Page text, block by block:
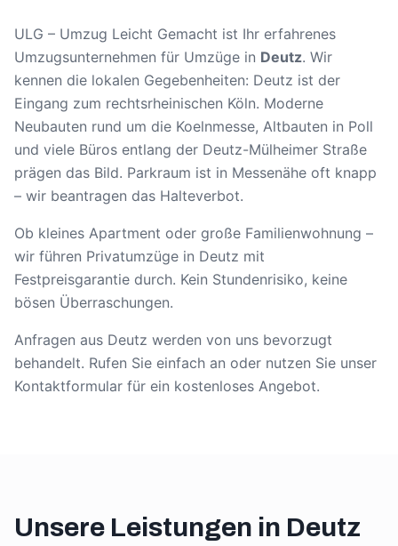
ULG – Umzug Leicht Gemacht ist Ihr erfahrenes
Umzugsunternehmen für Umzüge in Deutz. Wir
kennen die lokalen Gegebenheiten: Deutz ist der
Eingang zum rechtsrheinischen Köln. Moderne
Neubauten rund um die Koelnmesse, Altbauten in Poll
und viele Büros entlang der Deutz-Mülheimer Straße
prägen das Bild. Parkraum ist in Messenähe oft knapp
– wir beantragen das Halteverbot.
Ob kleines Apartment oder große Familienwohnung –
wir führen Privatumzüge in Deutz mit
Festpreisgarantie durch. Kein Stundenrisiko, keine
bösen Überraschungen.
Anfragen aus Deutz werden von uns bevorzugt
behandelt. Rufen Sie einfach an oder nutzen Sie unser
Kontaktformular für ein kostenloses Angebot.
Unsere Leistungen in Deutz